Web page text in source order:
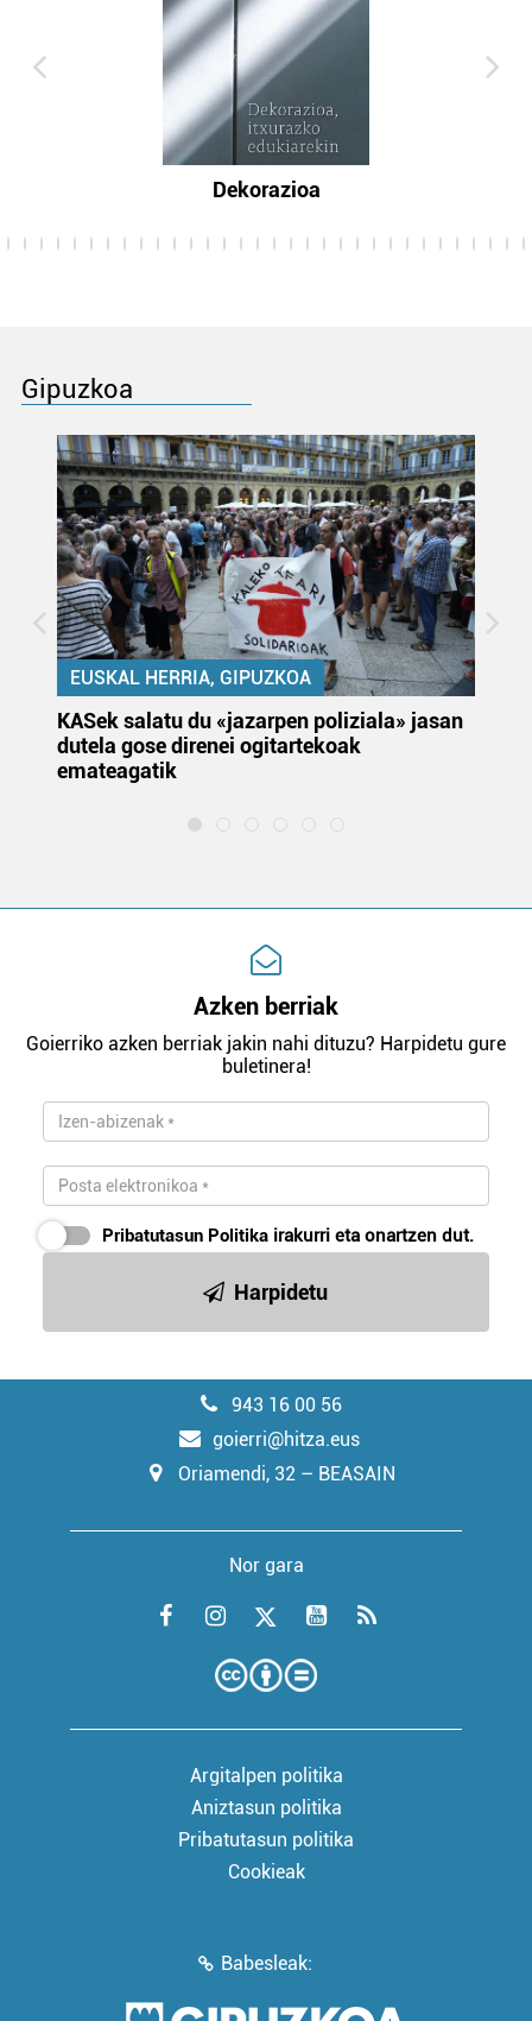
Dekorazioa
Gipuzkoa
EUSKAL HERRIA, GIPUZKOA
KASek salatu du «jazarpen poliziala» jasan
dutela gose direnei ogitartekoak
emateagatik
Azken berriak
Goierriko azken berriak jakin nahi dituzu? Harpidetu gure
buletinera!
Pribatutasun Politika irakurri eta onartzen dut.
Harpidetu
943 16 00 56
goierri@hitza.eus
Oriamendi, 32 – BEASAIN
Nor gara
Argitalpen politika
Aniztasun politika
Pribatutasun politika
Cookieak
Babesleak: